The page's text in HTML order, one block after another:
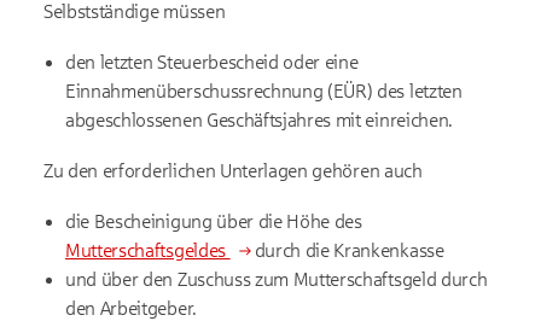
Selbstständige müssen
den letzten Steuerbescheid oder eine
Einnahmenüberschussrechnung (EÜR) des letzten
abgeschlossenen Geschäftsjahres mit einreichen.
Zu den erforderlichen Unterlagen gehören auch
die Bescheinigung über die Höhe des
Mutterschaftsgeldes
durch die Krankenkasse
und über den Zuschuss zum Mutterschaftsgeld durch
den Arbeitgeber.